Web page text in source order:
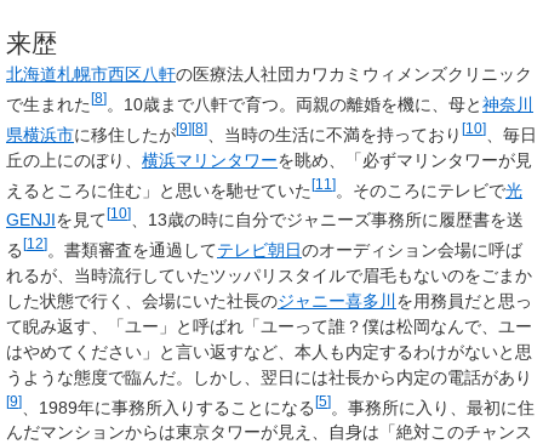
来歴
北海道札幌市西区八軒の医療法人社団カワカミウィメンズクリニック
で生まれた [8] 。10歳まで八軒で育つ。両親の離婚を機に、母と神奈川
県横浜市に移住したが[9][8] 、当時の生活に不満を持っており [10]
、毎日
丘の上にのぼり、 横浜マリンタワーを眺め、「必ずマリンタワーが見
えるところに住む」と思いを馳せていた[11 ]。そのころにテレビで光
GENJIを見て[10]
、13歳の時に自分でジャニーズ事務所に履歴書を送
る [12] 。書類審査を通過してテレビ朝日のオーディション会場に呼ば
れるが、当時流行していたツッパリスタイルで眉毛もないのをごまか
した状態で行く、会場にいた社長のジャニー喜多川 を用務員だと思っ
て睨み返す、「ユー」と呼ばれ「ユーって誰？僕は松岡なんで、ユー
はやめてください」と言い返すなど、本人も内定するわけがないと思
うような態度で臨んだ。しかし、翌日には社長から内定の電話があり
[9] 、1989年に事務所入りすることになる[5]。事務所に入り、最初に住
んだマンションからは東京タワーが見え、自身は「絶対このチャンス